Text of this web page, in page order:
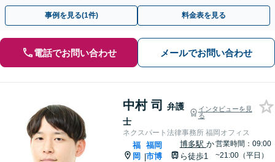
ったら一刻も早くお電話ください。
事例を見る(1件) 料金表を見る
電話でお問い合わせ メールでお問い合わせ
中村 司
弁護
士
インタビューを見
る
ネクスパート法律事務所 福岡オフィス
福
岡 |
福岡
市博
博多駅 か
ら徒歩1
営業時間：09:00
~21:00（平日）